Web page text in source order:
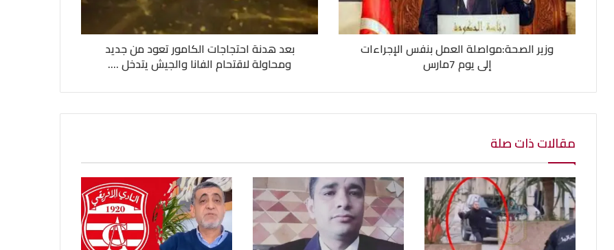
وزير الصحة:مواصلة العمل بنفس الإجراءات
إلى يوم 7مارس
بعد هدنة احتجاجات الكامور تعود من جديد
ومحاولة لاقتحام الفانا والجيش يتدخل ….
مقالات ذات صلة